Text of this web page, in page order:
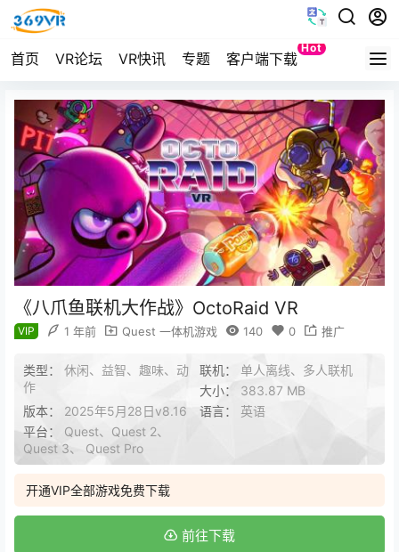
首页 VR论坛 VR快讯 专题 客户端下载
Hot
Quest
《八爪鱼联机大作战》OctoRaid VR
VIP 1 年前 Quest 一体机游戏 140 0 推广
类型： 休闲、益智、趣味、动
作
联机： 单人离线、多人联机
大小： 383.87 MB
版本： 2025年5月28日v8.16 语言： 英语
平台： Quest、Quest 2、
Quest 3、 Quest Pro
开通VIP全部游戏免费下载
前往下载